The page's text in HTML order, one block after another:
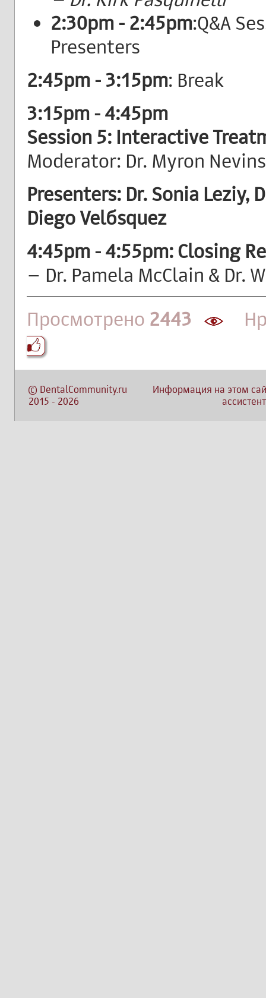
2:30pm - 2:45pm:Q&A
Presenters
2:45pm - 3:15pm: Break
3:15pm - 4:45pm
Session 5: Interactive
Moderator: Dr. Myron Nevins
Presenters: Dr. Sonia Leziy,
Diego Velбsquez
4:45pm - 4:55pm: Closing
– Dr. Pamela McClain & Dr.
Просмотрено 2443
© DentalCommunity.ru
2015 - 2026
Информация на этом